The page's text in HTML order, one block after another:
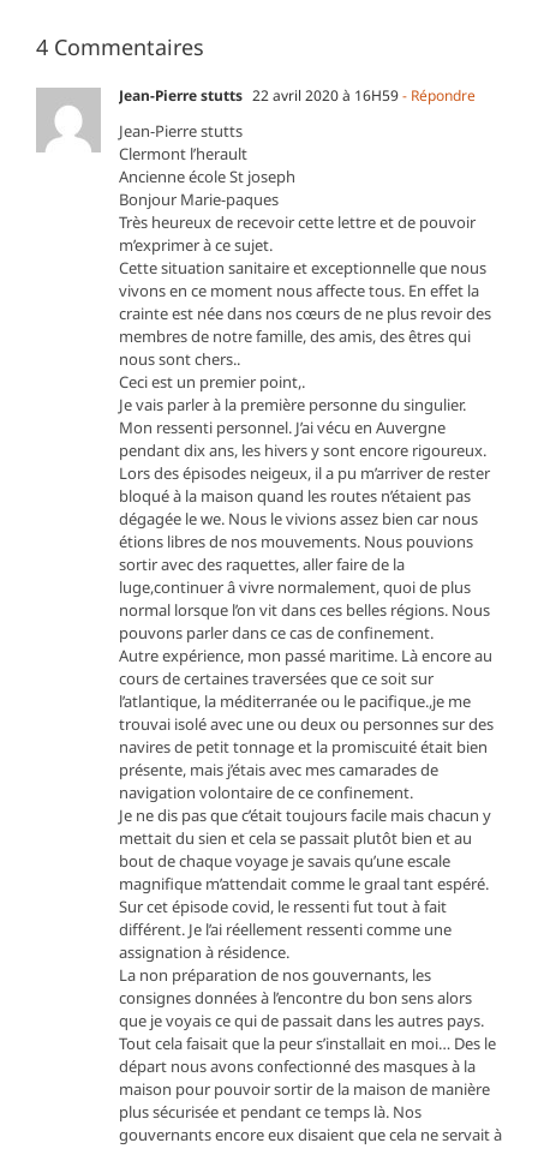
4 Commentaires
Jean-Pierre stutts 22 avril 2020 à 16H59- Répondre
Jean-Pierre stutts
Clermont l’herault
Ancienne école St joseph
Bonjour Marie-paques
Très heureux de recevoir cette lettre et de pouvoir
m’exprimer à ce sujet.
Cette situation sanitaire et exceptionnelle que nous
vivons en ce moment nous affecte tous. En effet la
crainte est née dans nos cœurs de ne plus revoir des
membres de notre famille, des amis, des êtres qui
nous sont chers..
Ceci est un premier point,.
Je vais parler à la première personne du singulier.
Mon ressenti personnel. J’ai vécu en Auvergne
pendant dix ans, les hivers y sont encore rigoureux.
Lors des épisodes neigeux, il a pu m’arriver de rester
bloqué à la maison quand les routes n’étaient pas
dégagée le we. Nous le vivions assez bien car nous
étions libres de nos mouvements. Nous pouvions
sortir avec des raquettes, aller faire de la
luge,continuer â vivre normalement, quoi de plus
normal lorsque l’on vit dans ces belles régions. Nous
pouvons parler dans ce cas de confinement.
Autre expérience, mon passé maritime. Là encore au
cours de certaines traversées que ce soit sur
l’atlantique, la méditerranée ou le pacifique.,je me
trouvai isolé avec une ou deux ou personnes sur des
navires de petit tonnage et la promiscuité était bien
présente, mais j’étais avec mes camarades de
navigation volontaire de ce confinement.
Je ne dis pas que c’était toujours facile mais chacun y
mettait du sien et cela se passait plutôt bien et au
bout de chaque voyage je savais qu’une escale
magnifique m’attendait comme le graal tant espéré.
Sur cet épisode covid, le ressenti fut tout à fait
différent. Je l’ai réellement ressenti comme une
assignation à résidence.
La non préparation de nos gouvernants, les
consignes données à l’encontre du bon sens alors
que je voyais ce qui de passait dans les autres pays.
Tout cela faisait que la peur s’installait en moi… Des le
départ nous avons confectionné des masques à la
maison pour pouvoir sortir de la maison de manière
plus sécurisée et pendant ce temps là. Nos
gouvernants encore eux disaient que cela ne servait à